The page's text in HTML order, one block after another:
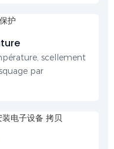
scellement
par